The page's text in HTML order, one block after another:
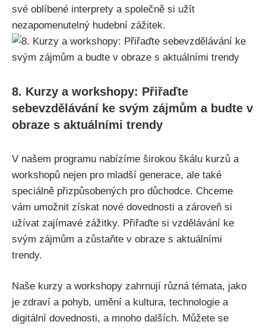
své oblíbené ‌interprety a⁤ společně si užít
nezapomenutelný hudební zážitek.
8.⁤ Kurzy ‌a workshopy:⁢ Přiřaďte
sebevzdělávání ke svým zájmům a budte v
obraze s aktuálními trendy
V ‍našem programu ​nabízíme širokou škálu ⁤kurzů ⁤a
workshopů‍ nejen pro mladší​ generace, ale také
speciálně‌ přizpůsobených pro důchodce. Chceme
vám umožnit získat ‍nové ⁢dovednosti ⁤a zároveň si
užívat zajímavé zážitky. Přiřaďte si vzdělávání ke
svým zájmům ⁤a zůstaňte⁤ v obraze s aktuálními
trendy.
Naše kurzy​ a workshopy zahrnují⁤ různá‍ témata, jako
je ‌zdraví a pohyb, umění a ‍kultura, technologie a
digitální dovednosti, a mnoho⁤ dalších.⁣ Můžete⁢ se